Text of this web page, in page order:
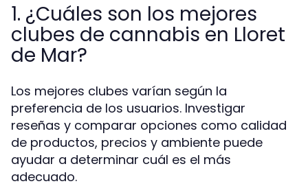
1. ¿Cuáles son los mejores
clubes de cannabis en Lloret
de Mar?
Los mejores clubes varían según la
preferencia de los usuarios. Investigar
reseñas y comparar opciones como calidad
de productos, precios y ambiente puede
ayudar a determinar cuál es el más
adecuado.